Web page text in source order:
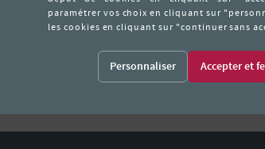
de courage et de dévouement pour ses
Personnaliser